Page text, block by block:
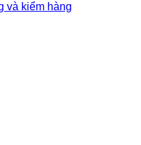
và kiểm hàng